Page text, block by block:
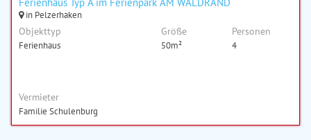
Ferienhaus Typ A im Ferienpark AM WALDRAND
in Pelzerhaken
Objekttyp
Ferienhaus
Größe
50m²
Personen
4
Vermieter
Familie Schulenburg